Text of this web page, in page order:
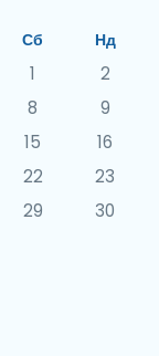
Сб Нд
1
2
8
9
15
16
22
23
29
30